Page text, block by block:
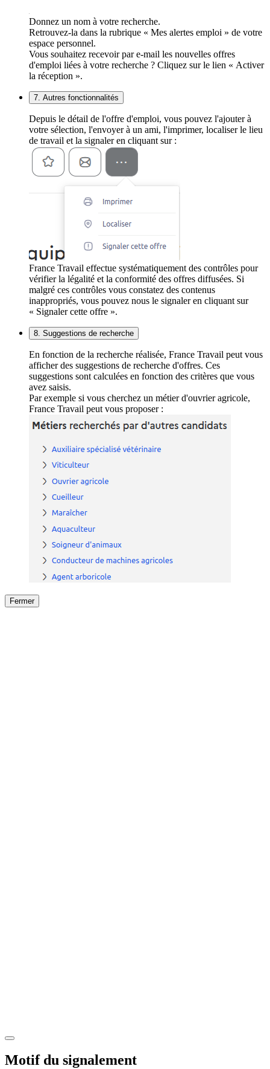
Donnez un nom à votre recherche.
Retrouvez-la dans la rubrique « Mes alertes emploi » de votre
espace personnel.
Vous souhaitez recevoir par e-mail les nouvelles offres
d'emploi liées à votre recherche ? Cliquez sur le lien « Activer
la réception ».
7. Autres fonctionnalités
Depuis le détail de l'offre d'emploi, vous pouvez l'ajouter à
votre sélection, l'envoyer à un ami, l'imprimer, localiser le lieu
de travail et la signaler en cliquant sur :
France Travail effectue systématiquement des contrôles pour
vérifier la légalité et la conformité des offres diffusées. Si
malgré ces contrôles vous constatez des contenus
inappropriés, vous pouvez nous le signaler en cliquant sur
« Signaler cette offre ».
8. Suggestions de recherche
En fonction de la recherche réalisée, France Travail peut vous
afficher des suggestions de recherche d'offres. Ces
suggestions sont calculées en fonction des critères que vous
avez saisis.
Par exemple si vous cherchez un métier d'ouvrier agricole,
France Travail peut vous proposer :
Fermer
Motif du signalement